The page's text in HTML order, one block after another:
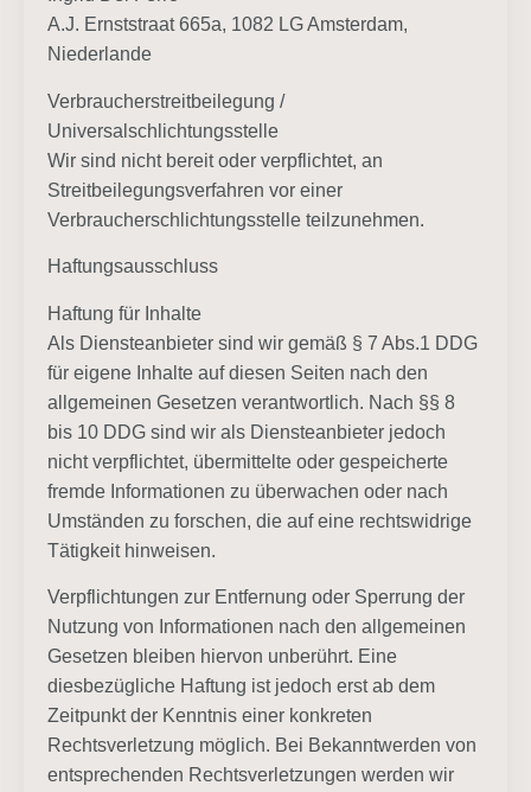
A.J. Ernststraat 665a, 1082 LG Amsterdam,
Niederlande
Verbraucherstreitbeilegung /
Universalschlichtungsstelle
Wir sind nicht bereit oder verpflichtet, an
Streitbeilegungsverfahren vor einer
Verbraucherschlichtungsstelle teilzunehmen.
Haftungsausschluss
Haftung für Inhalte
Als Diensteanbieter sind wir gemäß § 7 Abs.1 DDG
für eigene Inhalte auf diesen Seiten nach den
allgemeinen Gesetzen verantwortlich. Nach §§ 8
bis 10 DDG sind wir als Diensteanbieter jedoch
nicht verpflichtet, übermittelte oder gespeicherte
fremde Informationen zu überwachen oder nach
Umständen zu forschen, die auf eine rechtswidrige
Tätigkeit hinweisen.
Verpflichtungen zur Entfernung oder Sperrung der
Nutzung von Informationen nach den allgemeinen
Gesetzen bleiben hiervon unberührt. Eine
diesbezügliche Haftung ist jedoch erst ab dem
Zeitpunkt der Kenntnis einer konkreten
Rechtsverletzung möglich. Bei Bekanntwerden von
entsprechenden Rechtsverletzungen werden wir